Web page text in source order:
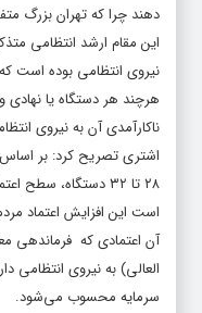
این مقام ارشد انتظامی
نیروی انتظامی بوده است
هرچند هر دستگاه یا
ناکارآمدی آن به نیروی
اشتری تصریح کرد: بر
۲۸ تا ۳۲ دستگاه،
است این افزایش اعتماد
آن اعتمادی که فرماندهی
العالی) به نیروی انتظامی
سرمایه محسوب می‌شود.
رئیس پلیس کشور یادآور